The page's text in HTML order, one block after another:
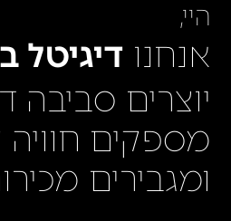
היי,
אנחנו דיגיטל
יוצרים סביבה
מספקים חוויה
ומגבירים